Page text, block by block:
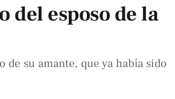
del esposo de la
su amante, que ya había sido